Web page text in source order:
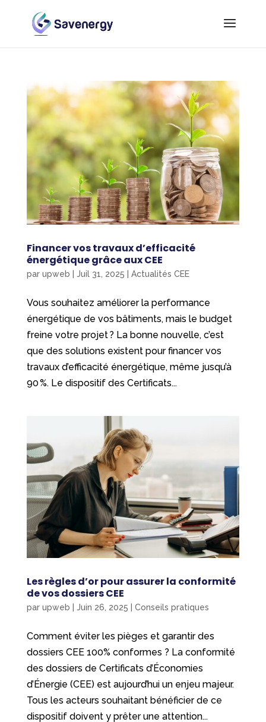
Financer vos travaux d’efficacité
énergétique grâce aux CEE
par upweb Juil 31, 2025 Actualités CEE
Vous souhaitez améliorer la performance
énergétique de vos bâtiments, mais le budget
freine votre projet ? La bonne nouvelle, c’est
que des solutions existent pour financer vos
travaux d’efficacité énergétique, même jusqu’à
90 %. Le dispositif des Certificats...
Les règles d’or pour assurer la conformité
de vos dossiers CEE
par upweb Juin 26, 2025 Conseils pratiques
Comment éviter les pièges et garantir des
dossiers CEE 100% conformes ? La conformité
des dossiers de Certificats d’Économies
d’Énergie (CEE) est aujourd’hui un enjeu majeur.
Tous les acteurs souhaitant bénéficier de ce
dispositif doivent y prêter une attention...